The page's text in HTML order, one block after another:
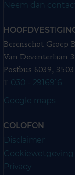
Neem dan
Berenschot Groep
Van Deventerlaan
Postbus 8039,
T 030 - 2916916
Google maps
COLOFON
Disclaimer
Cookiewetgeving
Privacy